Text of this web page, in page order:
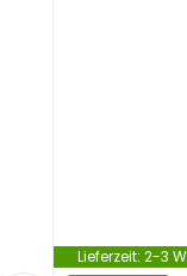
Lieferzeit: 2-3